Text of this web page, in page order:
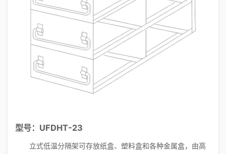
型号：UFDHT-23
立式低温分隔架可存放纸盒、塑料盒和各种金属盒，由高